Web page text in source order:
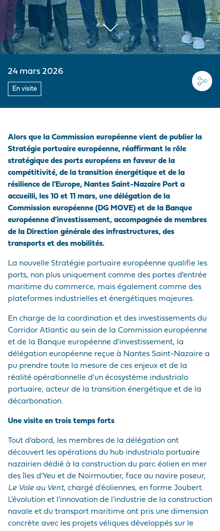
24 mars 2026
En visite
Alors que la Commission européenne vient de publier la
Stratégie portuaire européenne, réaffirmant le rôle
stratégique des ports européens en faveur de la
compétitivité, de la transition énergétique et de la
résilience de l'Europe, Nantes Saint-Nazaire Port a
accueilli, les 10 et 11 mars, une délégation de la
Commission européenne (DG MOVE) et de la Banque
européenne d’investissement, accompagnée de membres
de la Direction générale des infrastructures, des
transports et des mobilités.
La nouvelle Stratégie portuaire européenne qualifie les
ports, non plus uniquement comme des portes d'entrée
maritime du commerce, mais également comme des
plateformes industrielles et énergétiques majeures.
En charge de la coordination et des investissements du
Corridor Atlantic au sein de la Commission européenne
et de la Banque européenne d'investissement, la
délégation européenne reçue à Nantes Saint-Nazaire a
pu prendre toute la mesure de ces enjeux et de la
réalité opérationnelle d'un écosystème industrialo
portuaire, acteur de la transition énergétique et de la
décarbonation.
Une visite en trois temps forts
Tout d'abord, les membres de la délégation ont
découvert les opérations du hub industrialo portuaire
nazairien dédié à la construction du parc éolien en mer
des îles d'Yeu et de Noirmoutier, face au navire poseur,
Le Vole au Vent, chargé d'éoliennes, en forme Joubert.
L'évolution et l'innovation de l'industrie de la construction
navale et du transport maritime ont pris une dimension
concrète avec les projets véliques développés sur le
LE PELLERIN
SITES NANTAIS
VISITE DU PORT
HISTOIRE
PRÉ/POST
ACHEMINEMENTS
NAVIRES
PRESTATIONS
PORTUAIRES
MARCHÉS PUBLICS
NOTRE POLITIQUE
ACHATS
Nous rejoindre
Questions - réponses
Marchés publics
Visite du port